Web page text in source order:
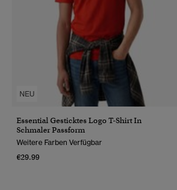
NEU
Essential Gesticktes Logo T-Shirt In
Schmaler Passform
Weitere Farben Verfügbar
€29.99